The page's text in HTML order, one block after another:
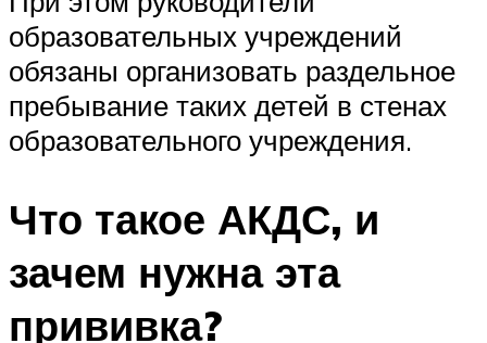
образовательных учреждений
обязаны организовать раздельное
пребывание таких детей в стенах
образовательного учреждения.
Что такое АКДС, и
зачем нужна эта
прививка?